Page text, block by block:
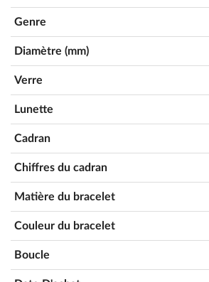
Genre
Diamètre (mm)
Verre
Lunette
Cadran
Chiffres du cadran
Matière du bracelet
Couleur du bracelet
Boucle